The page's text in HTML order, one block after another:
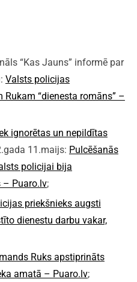
“Kas Jauns” informē par
Valsts policijas
“dienesta romāns” –
ignorētas un nepildītas
11.maijs: Pulcēšanās
policijai bija
– Puaro.lv;
priekšnieks augsti
dienestu darbu vakar,
Ruks apstiprināts
amatā – Puaro.lv;